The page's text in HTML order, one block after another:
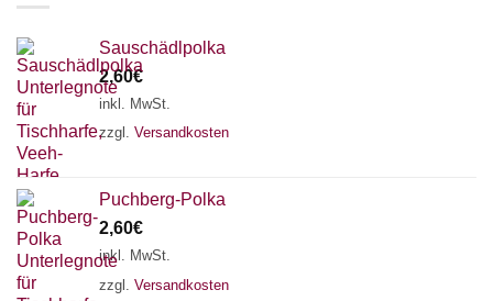
werden
Sauschädlpolka
2,60€
inkl. MwSt.
zzgl. Versandkosten
Puchberg-Polka
2,60€
inkl. MwSt.
zzgl. Versandkosten